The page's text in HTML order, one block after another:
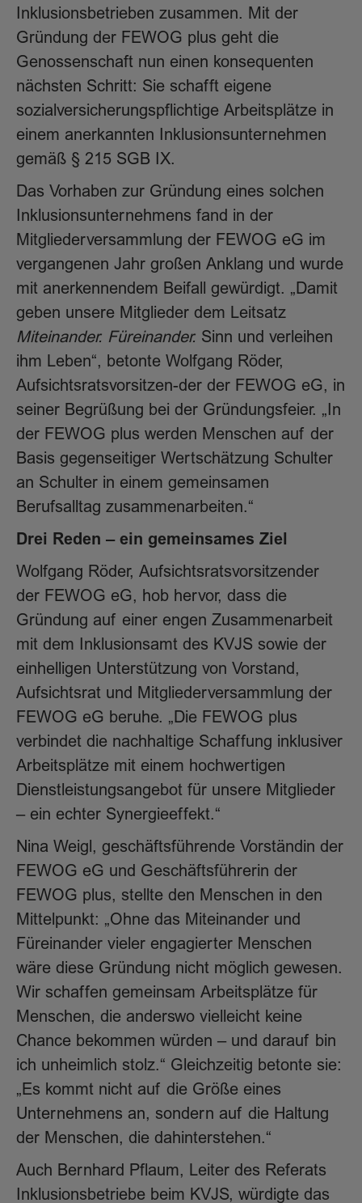
Inklusionsbetrieben zusammen. Mit der
Gründung der FEWOG plus geht die
Genossenschaft nun einen konsequenten
nächsten Schritt: Sie schafft eigene
sozialversicherungspflichtige Arbeitsplätze in
einem anerkannten Inklusionsunternehmen
gemäß § 215 SGB IX.
Das Vorhaben zur Gründung eines solchen
Inklusionsunternehmens fand in der
Mitgliederversammlung der FEWOG eG im
vergangenen Jahr großen Anklang und wurde
mit anerkennendem Beifall gewürdigt. „Damit
geben unsere Mitglieder dem Leitsatz
Miteinander. Füreinander. Sinn und verleihen
ihm Leben“, betonte Wolfgang Röder,
Aufsichtsratsvorsitzen-der der FEWOG eG, in
seiner Begrüßung bei der Gründungsfeier. „In
der FEWOG plus werden Menschen auf der
Basis gegenseitiger Wertschätzung Schulter
an Schulter in einem gemeinsamen
Berufsalltag zusammenarbeiten.“
Drei Reden – ein gemeinsames Ziel
Wolfgang Röder, Aufsichtsratsvorsitzender
der FEWOG eG, hob hervor, dass die
Gründung auf einer engen Zusammenarbeit
mit dem Inklusionsamt des KVJS sowie der
einhelligen Unterstützung von Vorstand,
Aufsichtsrat und Mitgliederversammlung der
FEWOG eG beruhe. „Die FEWOG plus
verbindet die nachhaltige Schaffung inklusiver
Arbeitsplätze mit einem hochwertigen
Dienstleistungsangebot für unsere Mitglieder
– ein echter Synergieeffekt.“
Nina Weigl, geschäftsführende Vorständin der
FEWOG eG und Geschäftsführerin der
FEWOG plus, stellte den Menschen in den
Mittelpunkt: „Ohne das Miteinander und
Füreinander vieler engagierter Menschen
wäre diese Gründung nicht möglich gewesen.
Wir schaffen gemeinsam Arbeitsplätze für
Menschen, die anderswo vielleicht keine
Chance bekommen würden – und darauf bin
ich unheimlich stolz.“ Gleichzeitig betonte sie:
„Es kommt nicht auf die Größe eines
Unternehmens an, sondern auf die Haltung
der Menschen, die dahinterstehen.“
Auch Bernhard Pflaum, Leiter des Referats
Inklusionsbetriebe beim KVJS, würdigte das